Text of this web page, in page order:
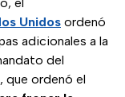
Unidos ordenó
adicionales a la
del
, que ordenó el